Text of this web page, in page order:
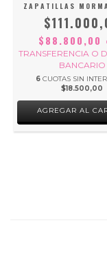
ZAPATILLAS
$88.800,00
TRANSFERENCIA O
BANCARIO
6 CUOTAS SIN
$18.500,00
AGREGAR AL